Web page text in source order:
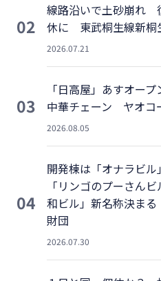
02
線路沿いで土砂崩れ
休に 東武桐生線新桐
2026.07.21
03
「日高屋」あすオー
中華チェーン ヤオコ
2026.08.05
04
開発棟は「オナラビ
「リンゴのプーさん
和ビル」新名称決ま
財団
2026.07.30